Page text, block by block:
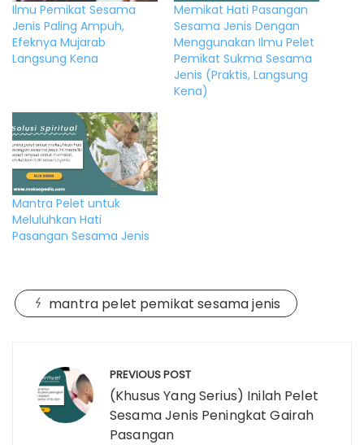
Ilmu Pemikat Sesama
Jenis Paling Ampuh,
Efeknya Mujarab
Langsung Kena
Memikat Hati Pasangan
Sesama Jenis Dengan
Menggunakan Ilmu Pelet
Pemikat Sukma Sesama
Jenis (Praktis, Langsung
Kena)
Mantra Pelet untuk
Meluluhkan Hati
Pasangan Sesama Jenis
mantra pelet pemikat sesama jenis
navigation PREVIOUS POST
(Khusus Yang Serius) Inilah Pelet
Sesama Jenis Peningkat Gairah
Pasangan